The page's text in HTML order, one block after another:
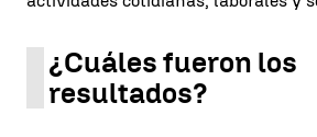
¿Cuáles fueron los
resultados?